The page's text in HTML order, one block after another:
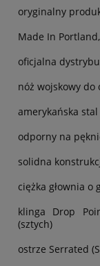
oryginalny
Made In
oficjalna
nóż wojskowy do
amerykańska
odporny na
solidna
ciężka głownia o
klinga Drop
(sztych)
ostrze Serrated